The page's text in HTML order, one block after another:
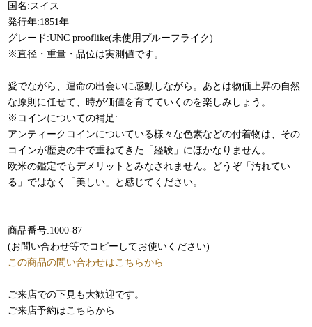
国名:スイス
発行年:1851年
グレード:UNC prooflike(未使用プルーフライク)
※直径・重量・品位は実測値です。
愛でながら、運命の出会いに感動しながら。あとは物価上昇の自然
な原則に任せて、時が価値を育てていくのを楽しみしょう。
※コインについての補足:
アンティークコインについている様々な色素などの付着物は、その
コインが歴史の中で重ねてきた「経験」にほかなりません。
欧米の鑑定でもデメリットとみなされません。どうぞ「汚れてい
る」ではなく「美しい」と感じてください。
商品番号:1000-87
(お問い合わせ等でコピーしてお使いください)
この商品の問い合わせはこちらから
ご来店での下見も大歓迎です。
ご来店予約はこちらから